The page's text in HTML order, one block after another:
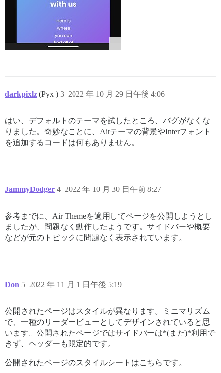
darkpixlz (Pyx ) 2022 年 10 月 29 日午後 4:06
3
はい、デフォルトのテーマを試したところ、バグがなくな
りました。奇妙なことに、Airテーマの背景やInterフォント
を追加するコードは何もありません。
JammyDodger 2022 年 10 月 30 日午前 8:27
4
参考までに、Air Themeを適用してページを公開しようとし
ましたが、問題なく動作したようです。サイドバーや概要
などが元のトピックに問題なく表示されています。
Don 2022 年 11 月 1 日午後 5:19
5
公開されたページはスタイルが異なります。ミニマリズム
で、一種のリーダービューとしてデザインされていると思
います。公開されたページではサイドバーは*(まだ)*利用で
きず、ヘッダーも限定的です。
公開されたページのスタイルシートはこちらです。